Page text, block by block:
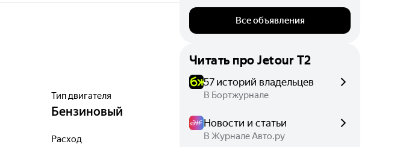
Тип двигателя
Бензиновый
Расход
Все объявления
Читать проJetour T2
57 историй владельцев
В Бортжурнале
Новости и статьи
В Журнале Авто.ру